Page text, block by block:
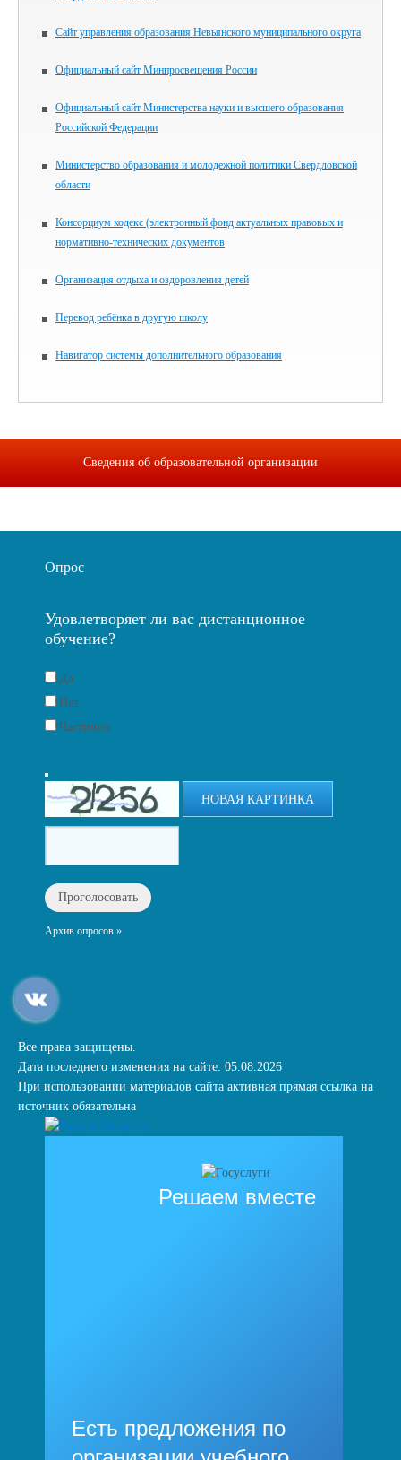
Сайт управления образования Невьянского муниципального округа
Официальный сайт Минпросвещения России
Официальный сайт Министерства науки и высшего образования
Российской Федерации
Министерство образования и молодежной политики Свердловской
области
Консорциум кодекс (электронный фонд актуальных правовых и
нормативно-технических документов
Организация отдыха и оздоровления детей
Перевод ребёнка в другую школу
Навигатор системы дополнительного образования
Сведения об образовательной организации
Опрос
Удовлетворяет ли вас дистанционное
обучение?
Да
Нет
Частично
НОВАЯ КАРТИНКА
Архив опросов »
Все права защищены.
Дата последнего изменения на сайте: 05.08.2026
При использовании материалов сайта активная прямая ссылка на
источник обязательна
Решаем вместе
Есть предложения по